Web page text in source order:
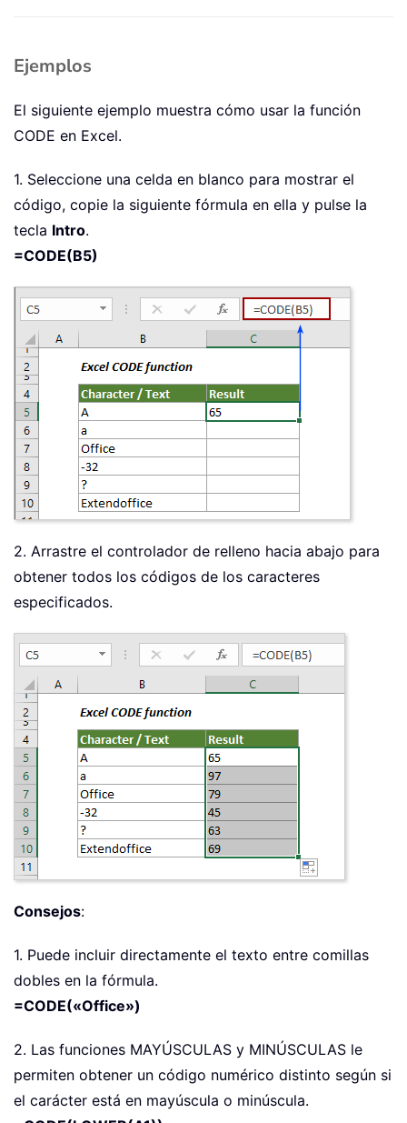
Ejemplos
El siguiente ejemplo muestra cómo usar la función
CODE en Excel.
1. Seleccione una celda en blanco para mostrar el
código, copie la siguiente fórmula en ella y pulse la
tecla Intro.
=CODE(B5)
2. Arrastre el controlador de relleno hacia abajo para
obtener todos los códigos de los caracteres
especificados.
Consejos:
1. Puede incluir directamente el texto entre comillas
dobles en la fórmula.
=CODE(«Office»)
2. Las funciones MAYÚSCULAS y MINÚSCULAS le
permiten obtener un código numérico distinto según si
el carácter está en mayúscula o minúscula.